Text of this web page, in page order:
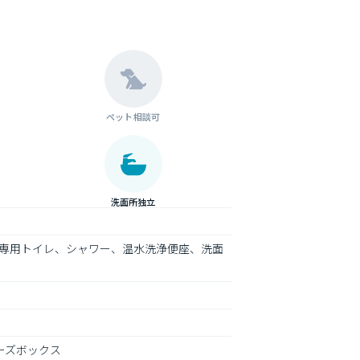
ペット相談可
洗面所独立
用トイレ、シャワー、温水洗浄便座、洗面
ズボックス